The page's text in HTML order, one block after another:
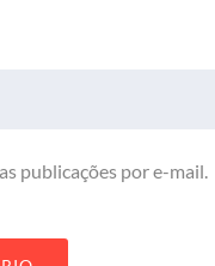
publicações por e-mail.